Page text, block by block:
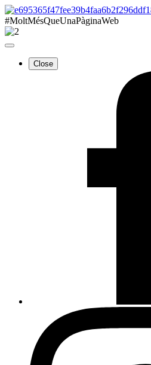
#MoltMésQueUnaPàginaWeb
Close